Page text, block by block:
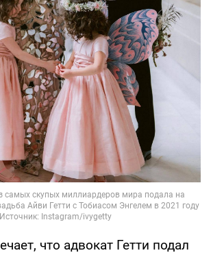
что адвокат Гетти подал